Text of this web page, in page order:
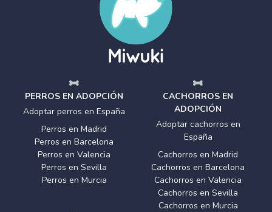
PERROS EN ADOPCIÓN
Adoptar perros en España
Perros en Madrid
Perros en Barcelona
Perros en Valencia
Perros en Sevilla
Perros en Murcia
CACHORROS EN
ADOPCIÓN
Adoptar cachorros en
España
Cachorros en Madrid
Cachorros en Barcelona
Cachorros en Valencia
Cachorros en Sevilla
Cachorros en Murcia